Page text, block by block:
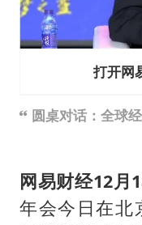
打开网
圆桌对话：全球
网易财经12月
年会今日在北